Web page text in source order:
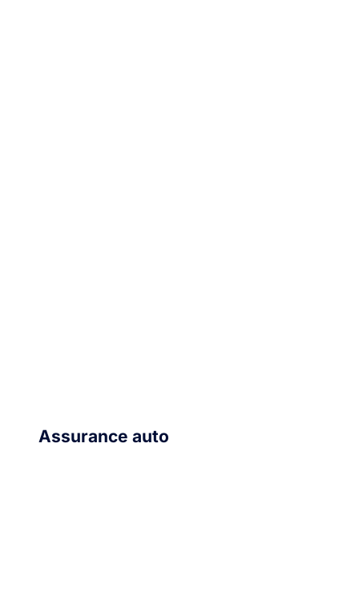
Assurance auto